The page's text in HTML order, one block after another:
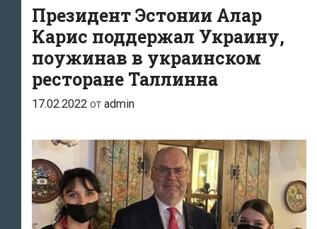
с
президентом
Эстонии
Аларом
Карисом
Президент Эстонии Алар
Карис поддержал Украину,
поужинав в украинском
ресторане Таллинна
17.02.2022 от admin